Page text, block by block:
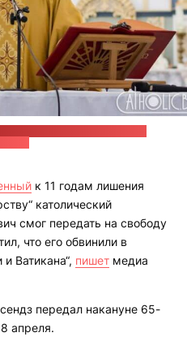
к 11 годам лишения
католический
смог передать на свободу
что его обвинили в
Ватикана“, пишет медиа
передал накануне 65-
апреля.